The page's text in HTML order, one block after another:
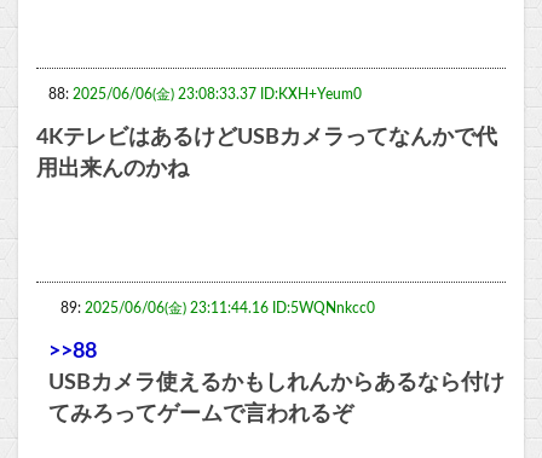
88: 2025/06/06(金) 23:08:33.37 ID:KXH+Yeum0
4KテレビはあるけどUSBカメラってなんかで代
用出来んのかね
89: 2025/06/06(金) 23:11:44.16 ID:5WQNnkcc0
>>88
USBカメラ使えるかもしれんからあるなら付け
てみろってゲームで言われるぞ